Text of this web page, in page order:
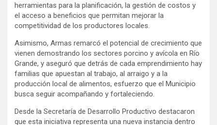
herramientas para la planificación, la gestión de costos y
el acceso a beneficios que permitan mejorar la
competitividad de los productores locales.
Asimismo, Armas remarcó el potencial de crecimiento que
vienen demostrando los sectores porcino y avícola en Río
Grande, y aseguró que detrás de cada emprendimiento hay
familias que apuestan al trabajo, al arraigo y a la
producción local de alimentos, esfuerzo que el Municipio
busca seguir acompañando y fortaleciendo.
Desde la Secretaría de Desarrollo Productivo destacaron
que esta iniciativa representa una nueva instancia dentro